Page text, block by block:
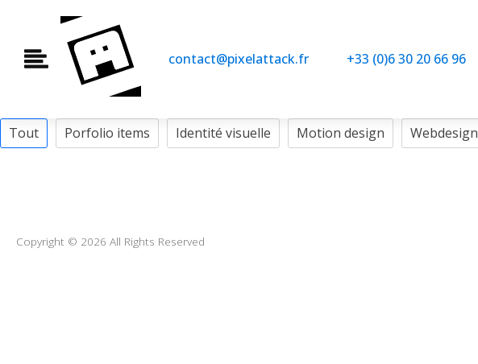
contact@pixelattack.fr +33 (0)6 30 20 66 96
Tout Porfolio items Identité visuelle Motion design Webdesign
Copyright © 2026 All Rights Reserved